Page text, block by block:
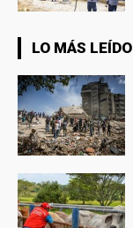
LO MÁS LEÍDO